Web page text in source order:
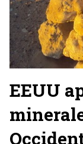
EEUU